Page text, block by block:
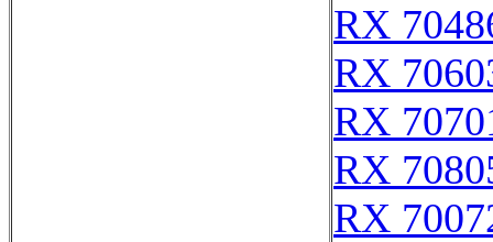
RX
RX
RX
RX
RX